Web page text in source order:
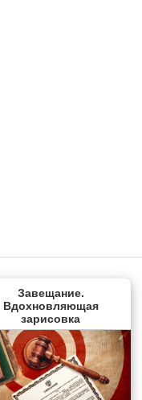
Завещание.
Вдохновляющая
зарисовка